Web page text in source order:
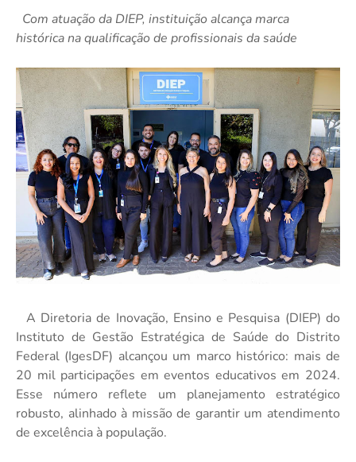
Com atuação da DIEP, instituição alcança marca
histórica na qualificação de profissionais da saúde
A Diretoria de Inovação, Ensino e Pesquisa (DIEP) do
Instituto de Gestão Estratégica de Saúde do Distrito
Federal (IgesDF) alcançou um marco histórico: mais de
20 mil participações em eventos educativos em 2024.
Esse número reflete um planejamento estratégico
robusto, alinhado à missão de garantir um atendimento
de excelência à população.